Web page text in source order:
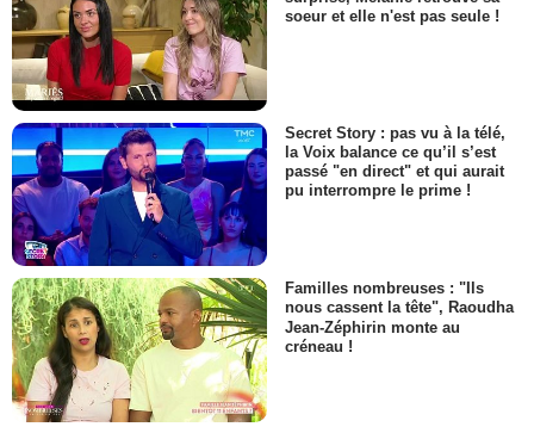
soeur et elle n'est pas seule !
Secret Story : pas vu à la télé,
la Voix balance ce qu’il s’est
passé "en direct" et qui aurait
pu interrompre le prime !
Familles nombreuses : "Ils
nous cassent la tête", Raoudha
Jean-Zéphirin monte au
créneau !